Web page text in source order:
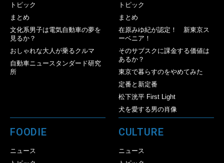
トピック
まとめ
文化系男子は電気自動車の夢を
見るか？
おしゃれな大人が乗るクルマ
自動車ニュースタンダード研究
所
トピック
まとめ
在原みゆ紀が認定！ 新東京ス
ーベニア！
そのサブスクに課金する価値は
あるか？
東京で暮らすのをやめてみた
定番と新定番
松下洸平 First Light
犬を愛する男の肖像
FOODIE
ニュース
CULTURE
ニュース